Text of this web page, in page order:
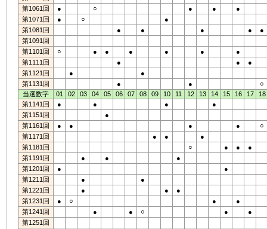
第1061回
● ○ ● ●
●
第1071回
● ○
●
第1081回
● ● ● ●
●
第1091回
第1101回
○ ● ● ● ● ●
●
第1111回
● ●
●
第1121回
●
●
第1131回
● ●
○
当選数字
01 02 03 04 05 06 07 08 09 10 11 12 13 14 15 16 17
18
第1141回
● ● ●
●
第1151回
●
第1161回
● ● ● ●
○
第1171回
● ●
●
第1181回
○ ● ●
●
第1191回
● ●
●
第1201回
●
●
第1211回
●
●
第1221回
● ●
●
第1231回
● ○ ●
●
第1241回
● ● ○ ●
●
第1251回